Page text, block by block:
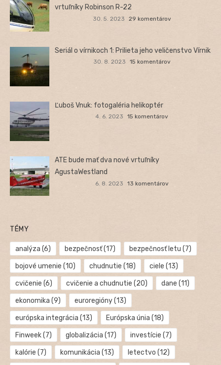
vrtuľníky Robinson R-22
30. 5. 2023 29 komentárov
Seriál o vírnikoch 1: Prilieta jeho veličenstvo Vírnik
30. 8. 2023 15 komentárov
Ľuboš Vnuk: fotogaléria helikoptér
4. 6. 2023 15 komentárov
ATE bude mať dva nové vrtuľníky
AgustaWestland
6. 8. 2023 13 komentárov
TÉMY
analýza (6) bezpečnosť(17) bezpečnosť letu (7)
bojové umenie (10) chudnutie (18) ciele (13)
cvičenie (6) cvičenie a chudnutie (20) dane (11)
ekonomika (9) euroregióny(13)
európska integrácia (13) Európska únia (18)
Finweek(7) globalizácia (17) investície (7)
kalórie (7) komunikácia (13) letectvo (12)